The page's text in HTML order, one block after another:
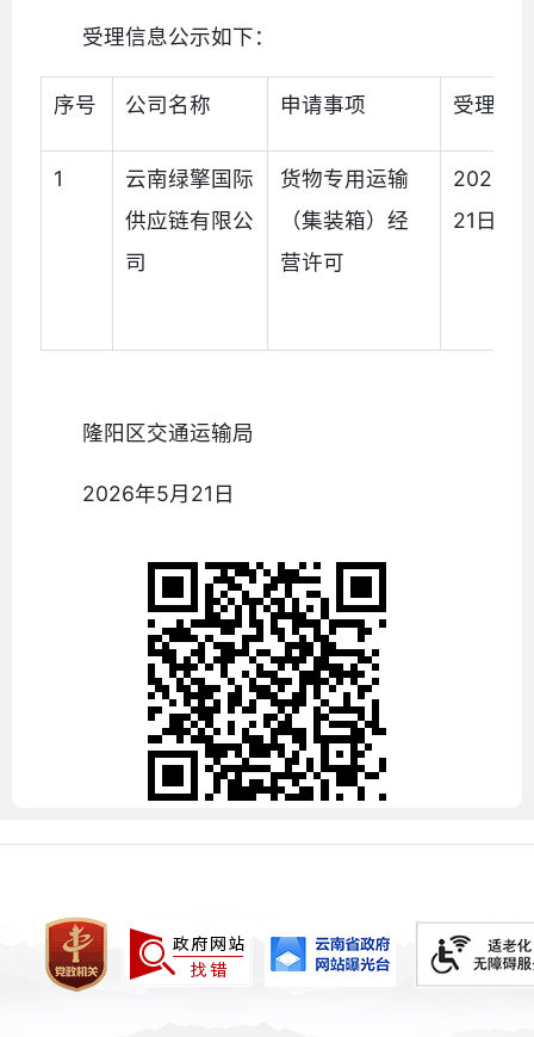
受理信息公示如下：
序号 公司名称 申请事项 受理日
1
云南绿擎国际
供应链有限公
司
货物专用运输
（集装箱）经
营许可
2026年
21日
隆阳区交通运输局
2026年5月21日